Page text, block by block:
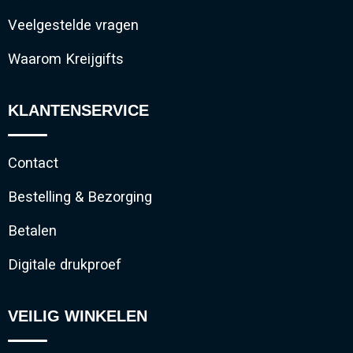
Veelgestelde vragen
Waarom Kreijgifts
KLANTENSERVICE
Contact
Bestelling & Bezorging
Betalen
Digitale drukproef
VEILIG WINKELEN